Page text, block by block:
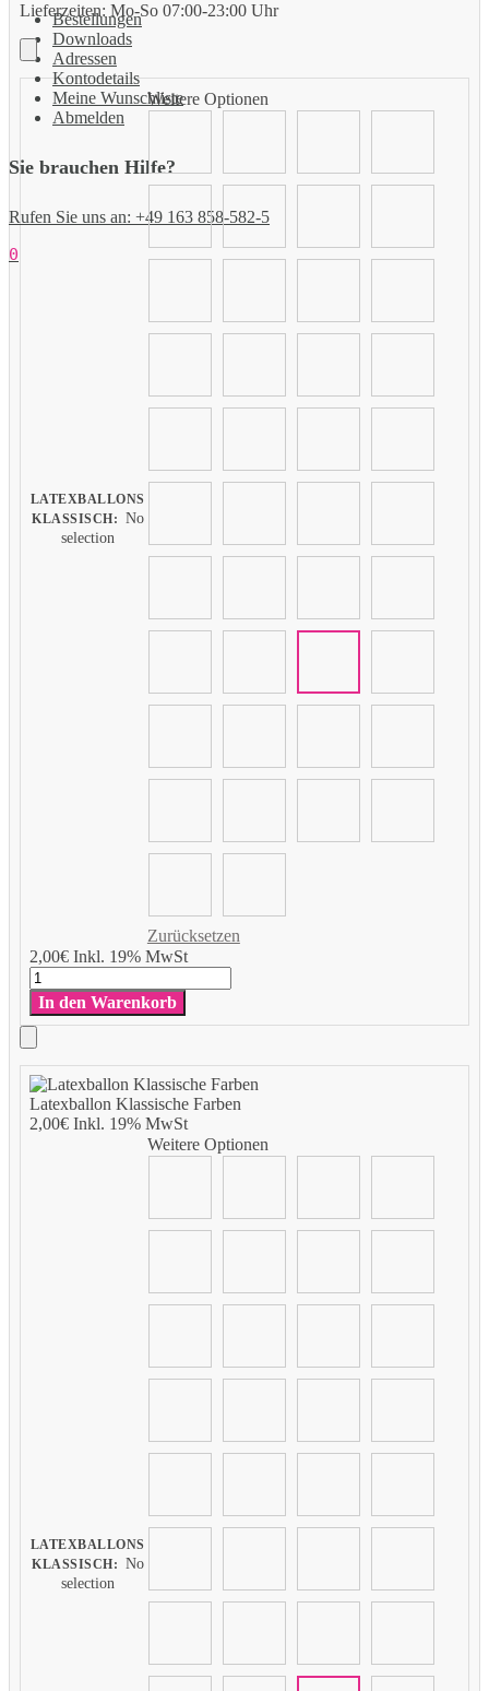
Bestellungen
Downloads
Adressen
Kontodetails
Meine Wunschliste
Abmelden
Sie brauchen Hilfe?
Rufen Sie uns an: +49 163 858-582-5
0
Lieferzeiten: Mo-So 07:00-23:00 Uhr
Add
to
Cart
2,00€Inkl. 19% MwSt
LATEXBALLONS
KLASSISCH: No
selection
Weitere Optionen
Zurücksetzen
Latexballon
Klassische
Farben
Menge
In den Warenkorb
Add
to
Cart
Latexballon Klassische Farben
2,00€Inkl. 19% MwSt
LATEXBALLONS
KLASSISCH: No
selection
Weitere Optionen